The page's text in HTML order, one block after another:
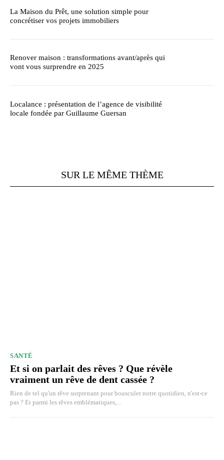
La Maison du Prêt, une solution simple pour
concrétiser vos projets immobiliers
Renover maison : transformations avant/après qui
vont vous surprendre en 2025
Localance : présentation de l’agence de visibilité
locale fondée par Guillaume Guersan
SUR LE MÊME THÈME
SANTÉ
Et si on parlait des rêves ? Que révèle
vraiment un rêve de dent cassée ?
Rien de tel qu'un rêve surprenant pour bousculer notre quotidien, n'est-ce
pas ? Et parmi les rêves emblématiques,...